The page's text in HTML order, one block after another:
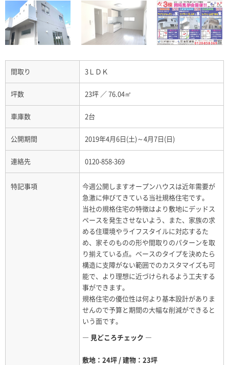
間取り 3ＬＤＫ
坪数 23坪 ／76.04㎡
車庫数 2台
公開期間 2019年4月6日(土)～4月7日(日)
連絡先 0120-858-369
特記事項
今週公開しますオープンハウスは近年需要が
急激に伸びてきている当社規格住宅です。
当社の規格住宅の特徴はより敷地にデッドス
ペースを発生させないよう、また、家族の求
める住環境やライフスタイルに対応するた
め、家そのものの形や間取りのパターンを取
り揃えている点。ベースのタイプを決めたら
構造に支障がない範囲でのカスタマイズも可
能で、より理想に近づけられるよう工夫する
事ができます。
規格住宅の優位性は何より基本設計がありま
せんので予算と期間の大幅な削減ができると
いう面です。
― 見どころチェック ―
敷地：24坪 / 建物：23坪